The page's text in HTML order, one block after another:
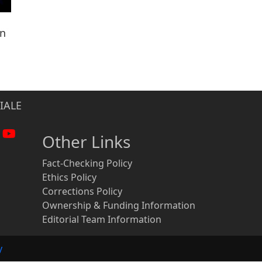
Other Links
Fact-Checking Policy
Ethics Policy
Corrections Policy
Ownership & Funding Information
Editorial Team Information